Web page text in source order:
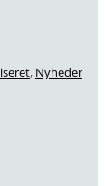
, Nyheder